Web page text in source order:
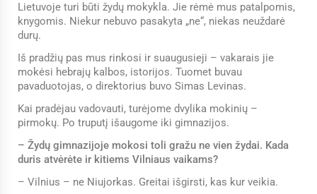
Lietuvoje turi būti žydų mokykla. Jie rėmė mus patalpomis,
knygomis. Niekur nebuvo pasakyta „ne“, niekas neuždarė
durų.
Iš pradžių pas mus rinkosi ir suaugusieji – vakarais jie
mokėsi hebrajų kalbos, istorijos. Tuomet buvau
pavaduotojas, o direktorius buvo Simas Levinas.
Kai pradėjau vadovauti, turėjome dvylika mokinių –
pirmokų. Po truputį išaugome iki gimnazijos.
– Žydų gimnazijoje mokosi toli gražu ne vien žydai. Kada
duris atvėrėte ir kitiems Vilniaus vaikams?
– Vilnius – ne Niujorkas. Greitai išgirsti, kas kur veikia.